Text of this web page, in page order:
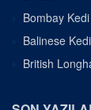
Bombay
Balinese
British